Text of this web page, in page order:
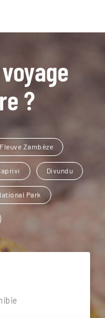
?
Fleuve Zambèze
Divundu
Park